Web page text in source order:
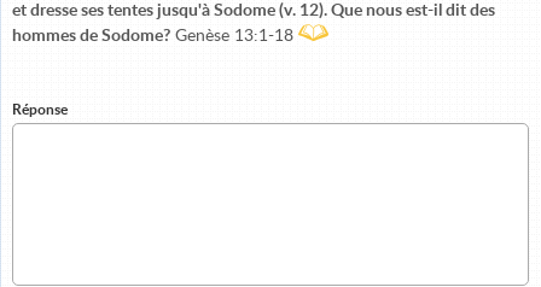
et dresse ses tentes jusqu'à Sodome (v. 12). Que nous est-il dit des
hommes de Sodome? Genèse 13:1-18
Réponse